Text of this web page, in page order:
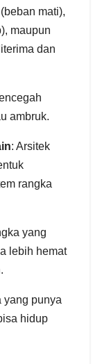
mati),
maupun
dan
ambruk.
: Arsitek
rangka
yang
lebih hemat
yang punya
hidup